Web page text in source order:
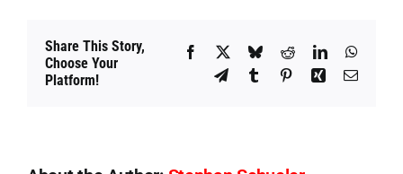
Share This Story,
Choose Your
Platform!
Facebook BlueskyRedditLinkedIn
TelegramTumblr PinterestXing Email